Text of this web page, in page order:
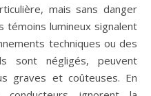
mais sans danger
témoins lumineux signalent
techniques ou des
sont négligés, peuvent
graves et coûteuses. En